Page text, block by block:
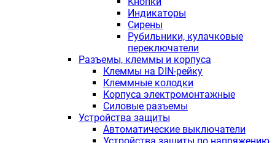
Индикаторы
Сирены
Рубильники, кулачковые
переключатели
Разъемы, клеммы и корпуса
Клеммы на DIN-рейку
Клеммные колодки
Корпуса электромонтажные
Силовые разъемы
Устройства защиты
Автоматические выключатели